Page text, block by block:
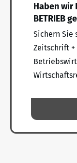
Haben wir
BETRIEB
Sichern Sie
Zeitschrift